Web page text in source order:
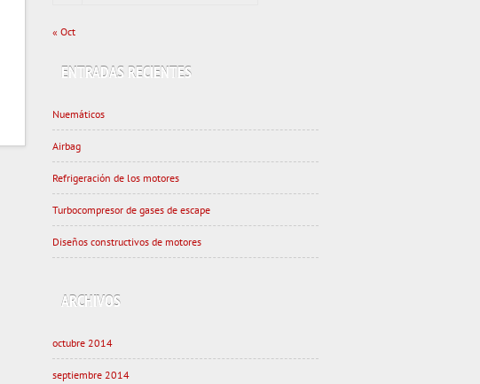
« Oct
ENTRADAS RECIENTES
Nuemáticos
Airbag
Refrigeración de los motores
Turbocompresor de gases de escape
Diseños constructivos de motores
ARCHIVOS
octubre 2014
septiembre 2014